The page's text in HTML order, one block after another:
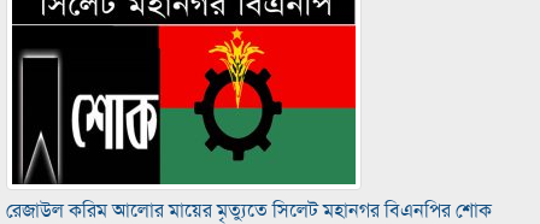
রেজাউল করিম আলোর মায়ের মৃত্যুতে সিলেট মহানগর বিএনপির শোক